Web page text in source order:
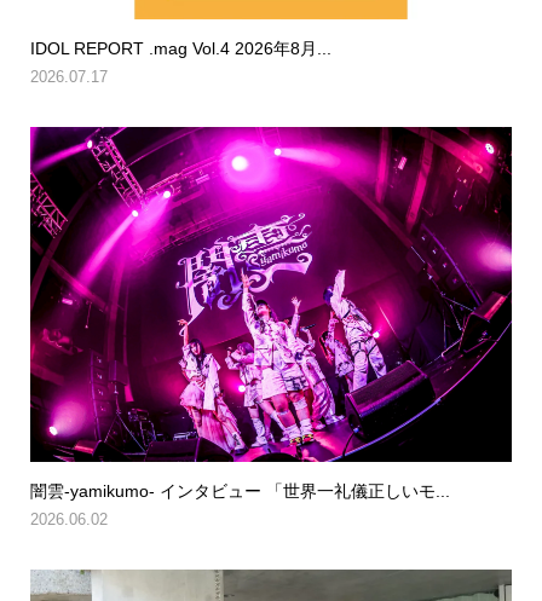
IDOL REPORT .mag Vol.4 2026年8月...
2026.07.17
闇雲-yamikumo- インタビュー 「世界一礼儀正しいモ...
2026.06.02